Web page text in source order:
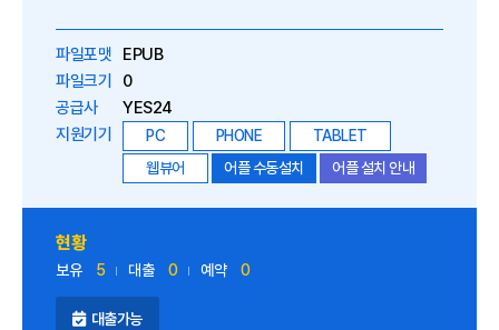
파일포맷
EPUB
파일크기
0
공급사
YES24
지원기기
PC PHONE
TABLET
웹뷰어
어플 수동설치 어플 설치 안내
현황
보유 5 대출 0 예약 0
대출가능